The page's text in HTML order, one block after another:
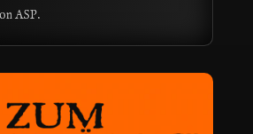
ASP.